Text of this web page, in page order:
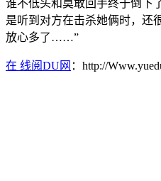
谁不低头和莫敢回手终于倒下
是听到对方在击杀她俩时，还
放心多了……”
在 线阅DU网 ：http://